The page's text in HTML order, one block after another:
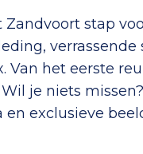
stap
Van het eerste
je niets
exclusieve